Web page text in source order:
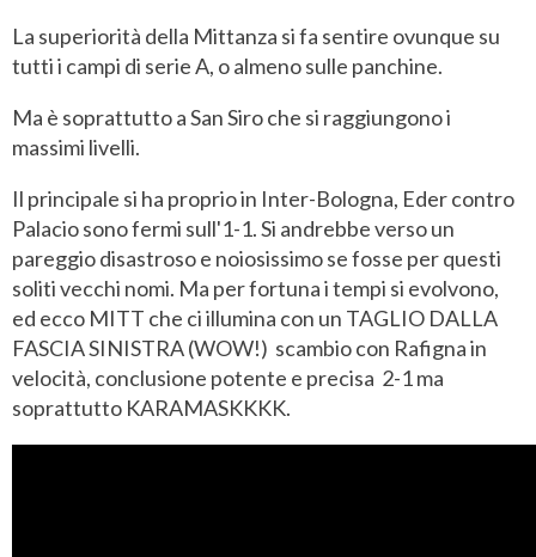
La superiorità della Mittanza si fa sentire ovunque su
tutti i campi di serie A, o almeno sulle panchine.
Ma è soprattutto a San Siro che si raggiungono i
massimi livelli.
Il principale si ha proprio in Inter-Bologna, Eder contro
Palacio sono fermi sull'1-1. Si andrebbe verso un
pareggio disastroso e noiosissimo se fosse per questi
soliti vecchi nomi. Ma per fortuna i tempi si evolvono,
ed ecco MITT che ci illumina con un TAGLIO DALLA
FASCIA SINISTRA (WOW!) scambio con Rafigna in
velocità, conclusione potente e precisa 2-1 ma
soprattutto KARAMASKKKK.